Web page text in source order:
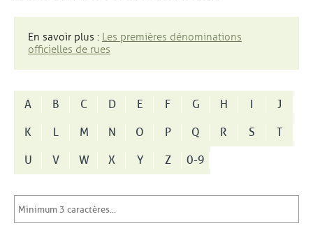
En savoir plus : Les premières dénominations
officielles de rues
A B C D E F G H I
J
K
L M N O P Q R S
T
U
V W X Y Z 0-9